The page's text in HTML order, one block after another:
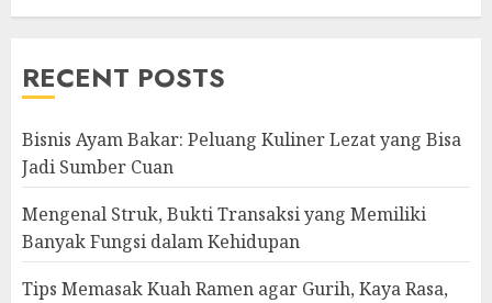
RECENT POSTS
Bisnis Ayam Bakar: Peluang Kuliner Lezat yang Bisa
Jadi Sumber Cuan
Mengenal Struk, Bukti Transaksi yang Memiliki
Banyak Fungsi dalam Kehidupan
Tips Memasak Kuah Ramen agar Gurih, Kaya Rasa,